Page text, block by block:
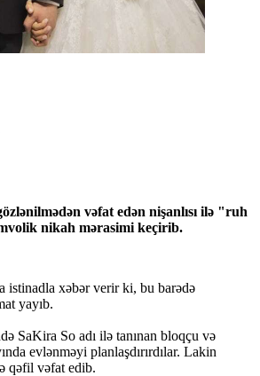
vəfat edən nişanlısı ilə "ruh
nikah mərasimi keçirib.
istinadla xəbər verir ki, bu barədə
yayıb.
SaKira So adı ilə tanınan bloqçu və
evlənməyi planlaşdırırdılar. Lakin
qəfil vəfat edib.